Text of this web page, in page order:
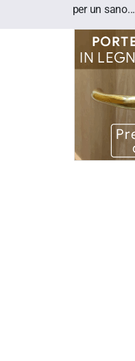
per un sano...